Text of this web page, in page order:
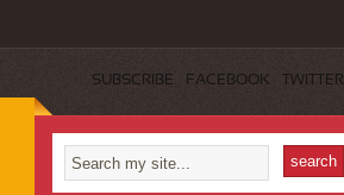
SUBSCRIBE FACEBOOK TWITTER